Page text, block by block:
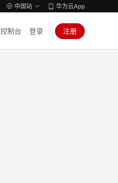
中国站 华为云App
控制台 登录 注册